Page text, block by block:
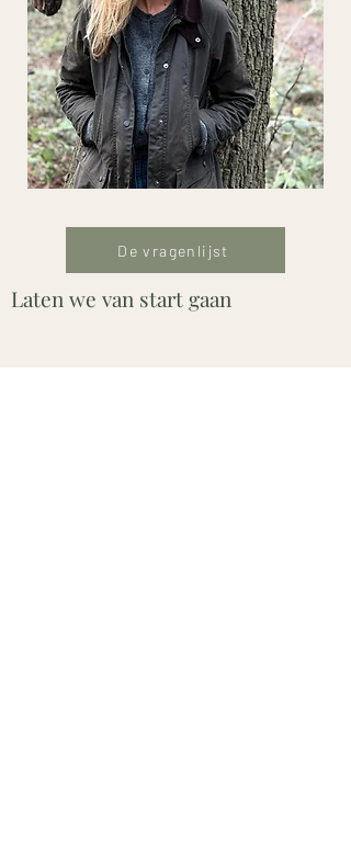
De vragenlijst
Laten we van start gaan